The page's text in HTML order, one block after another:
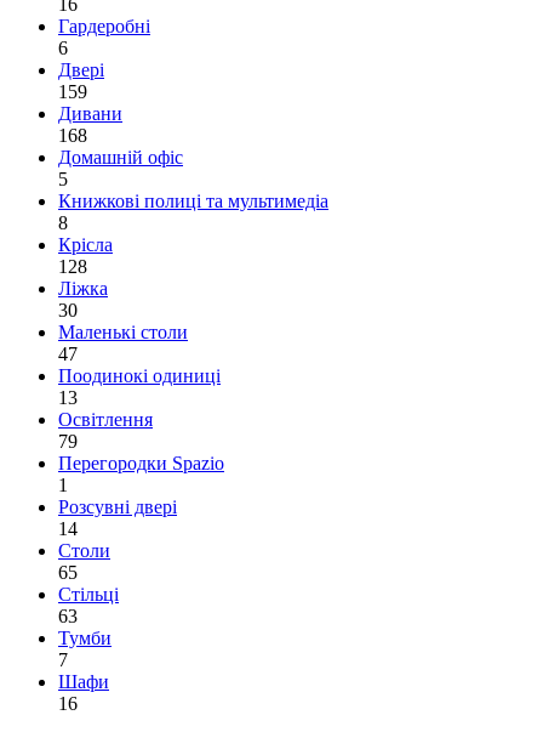
Гардеробні
6
Двері
159
Дивани
168
Домашній офіс
5
Книжкові полиці та мультимедіа
8
Крісла
128
Ліжка
30
Маленькі столи
47
Поодинокі одиниці
13
Освітлення
79
Перегородки Spazio
1
Розсувні двері
14
Столи
65
Стільці
63
Тумби
7
Шафи
16